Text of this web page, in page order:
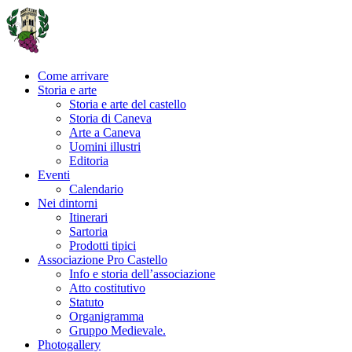
Come arrivare
Storia e arte
Storia e arte del castello
Storia di Caneva
Arte a Caneva
Uomini illustri
Editoria
Eventi
Calendario
Nei dintorni
Itinerari
Sartoria
Prodotti tipici
Associazione Pro Castello
Info e storia dell’associazione
Atto costitutivo
Statuto
Organigramma
Gruppo Medievale.
Photogallery